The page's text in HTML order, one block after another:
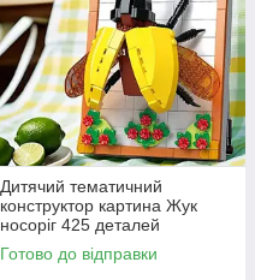
Дитячий тематичний
конструктор картина Жук
носоріг 425 деталей
Іграшковий 3D мольберт для
розвитку уваги
Готово до відправки